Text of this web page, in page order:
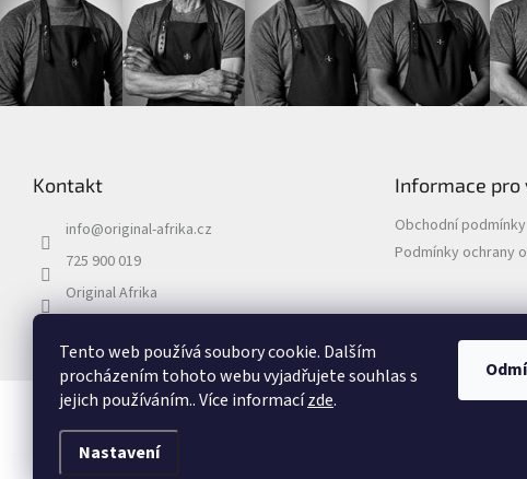
Tento web používá soubory cookie. Dalším
procházením tohoto webu vyjadřujete souhlas s
jejich používáním.. Více informacízde.
Nastavení
Kontakt
info@original-afrika.cz
725 900 019
Original Afrika
Informace pro
Obchodní podmínky
Podmínky ochrany